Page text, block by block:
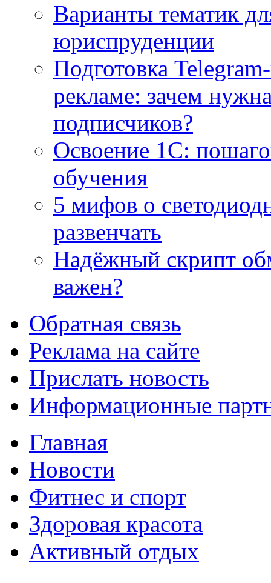
Варианты тематик
юриспруденции
Подготовка
рекламе: зачем
подписчиков?
Освоение 1С:
обучения
5 мифов о
развенчать
Надёжный скрипт
важен?
Обратная связь
Реклама на сайте
Прислать новость
Информационные
Главная
Новости
Фитнес и спорт
Здоровая красота
Активный отдых